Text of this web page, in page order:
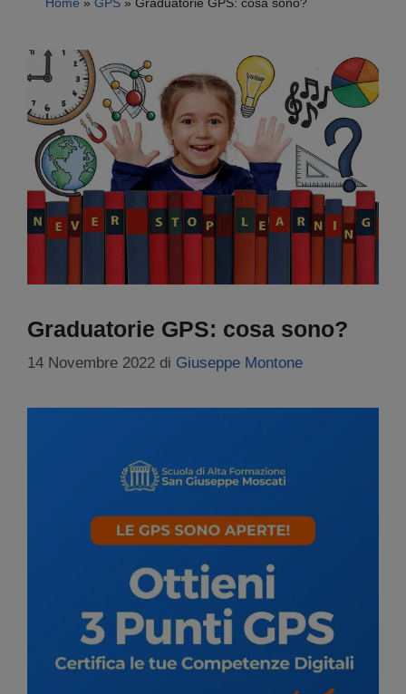
Graduatorie GPS: cosa sono?
14 Novembre 2022 di Giuseppe Montone